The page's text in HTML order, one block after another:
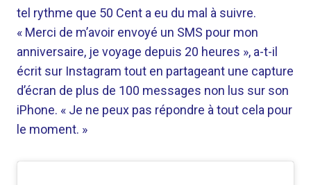
tel rythme que 50 Cent a eu du mal à suivre.
« Merci de m’avoir envoyé un SMS pour mon
anniversaire, je voyage depuis 20 heures », a-t-il
écrit sur Instagram tout en partageant une capture
d’écran de plus de 100 messages non lus sur son
iPhone. « Je ne peux pas répondre à tout cela pour
le moment. »